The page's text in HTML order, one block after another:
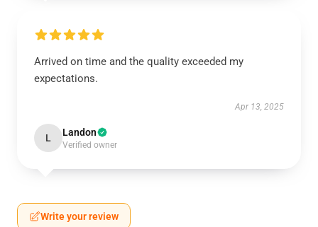
Arrived on time and the quality exceeded my
expectations.
Apr 13, 2025
L Landon
Verified owner
Write your review